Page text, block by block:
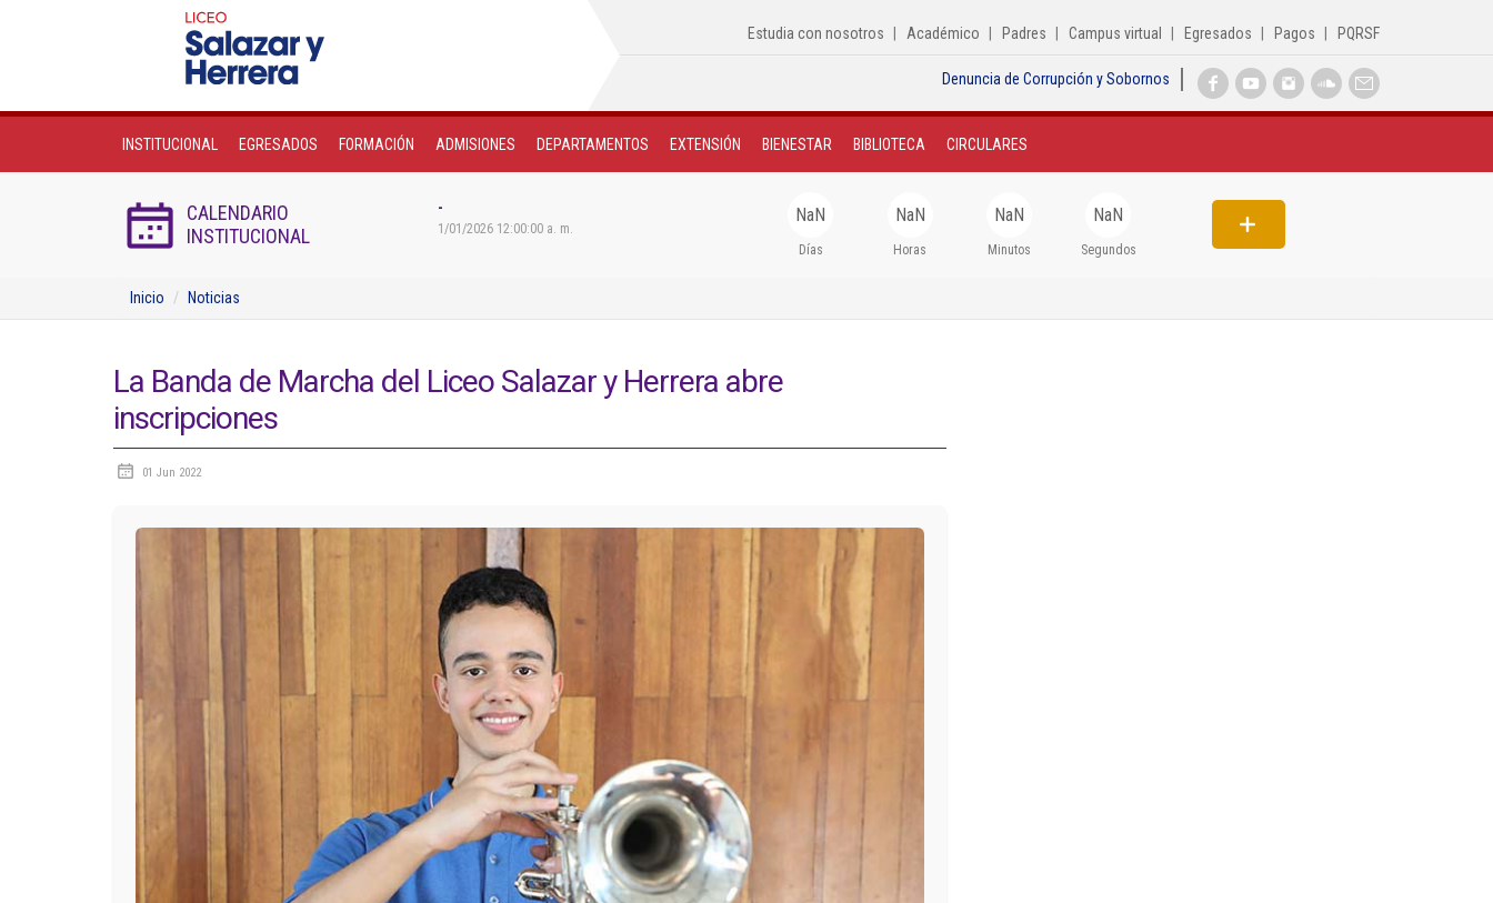
Estudia con nosotros Académico Padres Campus virtual Egresados Pagos PQRSF
Denuncia de Corrupción y Sobornos
INSTITUCIONAL EGRESADOS FORMACIÓN ADMISIONES DEPARTAMENTOS EXTENSIÓN BIENESTAR BIBLIOTECA CIRCULARES
CALENDARIO
INSTITUCIONAL
-
1/01/2026 12:00:00 a. m.
NaN
Días
NaN
Horas
NaN
Minutos
NaN
Segundos
Inicio Noticias
La Banda de Marcha del Liceo Salazar y Herrera abre
inscripciones
01 Jun 2022
Egresados
Formación